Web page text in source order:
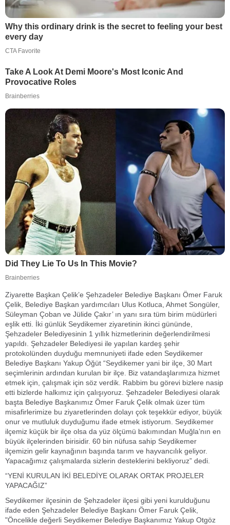
Ziyarette Başkan Çelik’e Şehzadeler Belediye Başkanı Ömer Faruk
Çelik, Belediye Başkan yardımcıları Ulus Kotluca, Ahmet Songüler,
Süleyman Çoban ve Jülide Çakır’ ın yanı sıra tüm birim müdürleri
eşlik etti. İki günlük Seydikemer ziyaretinin ikinci gününde,
Şehzadeler Belediyesinin 1 yıllık hizmetlerinin değerlendirilmesi
yapıldı. Şehzadeler Belediyesi ile yapılan kardeş şehir
protokolünden duyduğu memnuniyeti ifade eden Seydikemer
Belediye Başkanı Yakup Öğüt “Seydikemer yani bir ilçe, 30 Mart
seçimlerinin ardından kurulan bir ilçe. Biz vatandaşlarımıza hizmet
etmek için, çalışmak için söz verdik. Rabbim bu görevi bizlere nasip
etti bizlerde halkımız için çalışıyoruz. Şehzadeler Belediyesi olarak
başta Belediye Başkanımız Ömer Faruk Çelik olmak üzer tüm
misafirlerimize bu ziyaretlerinden dolayı çok teşekkür ediyor, büyük
onur ve mutluluk duyduğumu ifade etmek istiyorum. Seydikemer
ilçemiz küçük bir ilçe olsa da yüz ölçümü bakımından Muğla’nın en
büyük ilçelerinden birisidir. 60 bin nüfusa sahip Seydikemer
ilçemizin gelir kaynağının başında tarım ve hayvancılık geliyor.
Yapacağımız çalışmalarda sizlerin desteklerini bekliyoruz” dedi.
“YENİ KURULAN İKİ BELEDİYE OLARAK ORTAK PROJELER
YAPACAĞIZ”
Seydikemer ilçesinin de Şehzadeler ilçesi gibi yeni kurulduğunu
ifade eden Şehzadeler Belediye Başkanı Ömer Faruk Çelik,
"Öncelikle değerli Seydikemer Belediye Başkanımız Yakup Otgöz